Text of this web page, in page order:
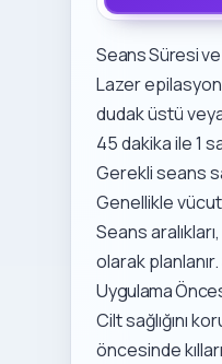
Seans Süresi ve
Lazer
dudak üstü
45 dakika ile 1
Gerekli seans
Genellikle
Seans
olarak
Uygulama
Cilt sağlığını
öncesinde